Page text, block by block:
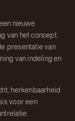
nieuwe
van het concept.
presentatie van
van indeling en
herkenbaarheid
voor een